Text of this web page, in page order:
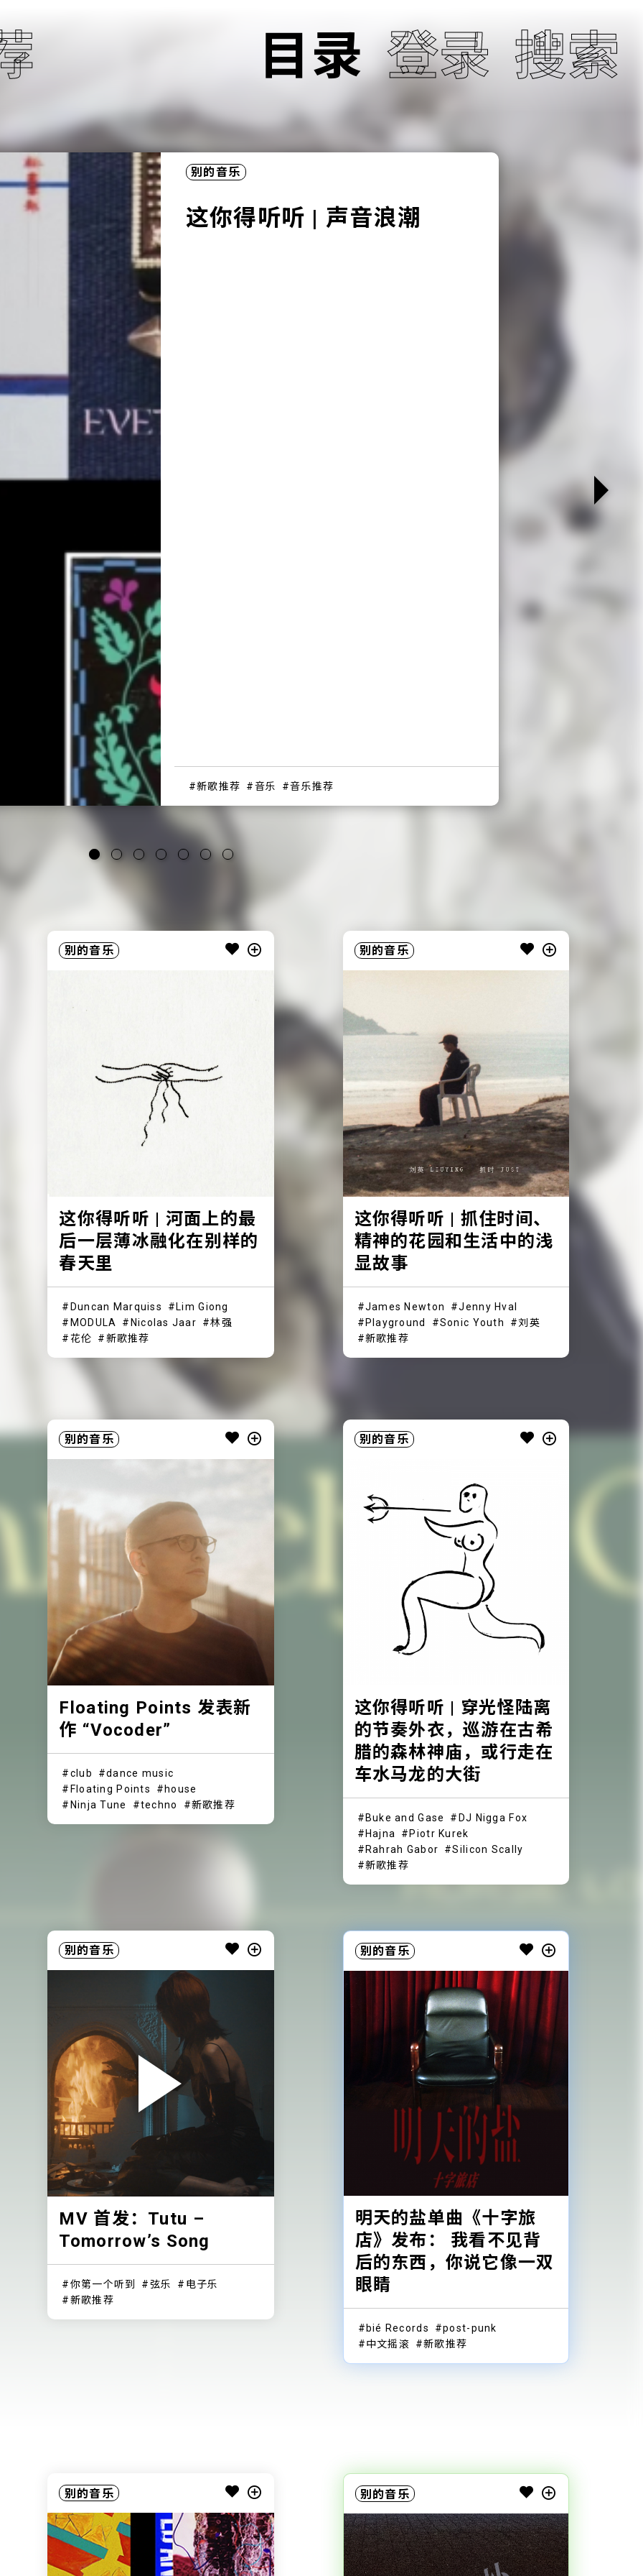
目录 登录 搜索
别的音乐
这你得听听 | 声音浪潮
新歌推荐 音乐 音乐推荐
| 日日夜夜
新歌推荐
时空任意门
新歌推荐
| 未知之界
新歌推荐
些温暖和美
的情绪。”
新歌推荐
》的 5 分
到自由落体
新歌推荐
溯记忆之河
新歌推荐
别的音乐
这你得听听 | 河面上的最
后一层薄冰融化在别样的
春天里
Duncan Marquiss
Lim Giong
MODULA
Nicolas Jaar
林强
花伦
新歌推荐
别的音乐
这你得听听 | 抓住时间、
精神的花园和生活中的浅
显故事
James Newton
Jenny Hval
Playground
Sonic Youth
刘英
新歌推荐
别的音乐
Floating Points 发表新
作 “Vocoder”
club
dance music
Floating Points
house
Ninja Tune
techno 新歌推荐
别的音乐
这你得听听 | 穿光怪陆离
的节奏外衣，巡游在古希
腊的森林神庙，或行走在
车水马龙的大街
Buke and Gase
DJ Nigga Fox
Hajna
Piotr Kurek
Rahrah Gabor
Silicon Scally
新歌推荐
别的音乐
MV 首发：Tutu –
Tomorrow’s Song
你第一个听到 弦乐
电子乐
新歌推荐
别的音乐
明天的盐单曲《十字旅
店》发布： 我看不见背
后的东西，你说它像一双
眼睛
bié Records
post-punk
中文摇滚
新歌推荐
别的音乐 别的音乐